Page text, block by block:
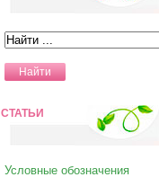
CТАТЬИ
Условные обозначения